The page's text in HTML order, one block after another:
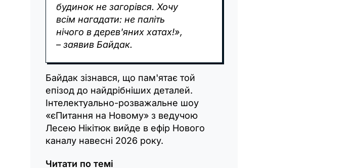
будинок не загорівся. Хочу
всім нагадати: не паліть
нічого в дерев'яних хатах!»,
– заявив Байдак.
Байдак зізнався, що пам'ятає той
епізод до найдрібніших деталей.
Інтелектуально-розважальне шоу
«єПитання на Новому» з ведучою
Лесею Нікітюк вийде в ефір Нового
каналу навесні 2026 року.
Читати по темі